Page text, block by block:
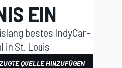
EIN
bestes IndyCar-
in St. Louis
QUELLE HINZUFÜGEN